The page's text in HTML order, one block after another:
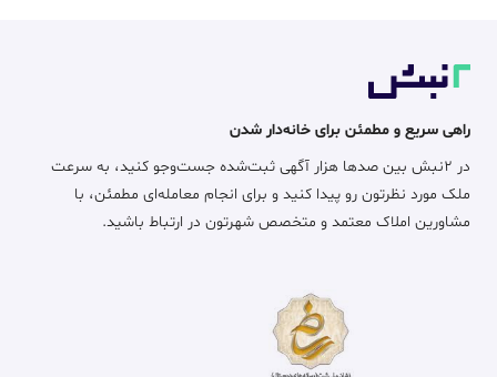
راهی سریع و مطمئن برای خانه‌دار شدن
در ۲نبش بین صدها هزار آگهی ثبت‌شده جست‌وجو کنید، به سرعت
ملک مورد نظرتون رو پیدا کنید و برای انجام معامله‌ای مطمئن، با
مشاورین املاک معتمد و متخصص شهرتون در ارتباط باشید.